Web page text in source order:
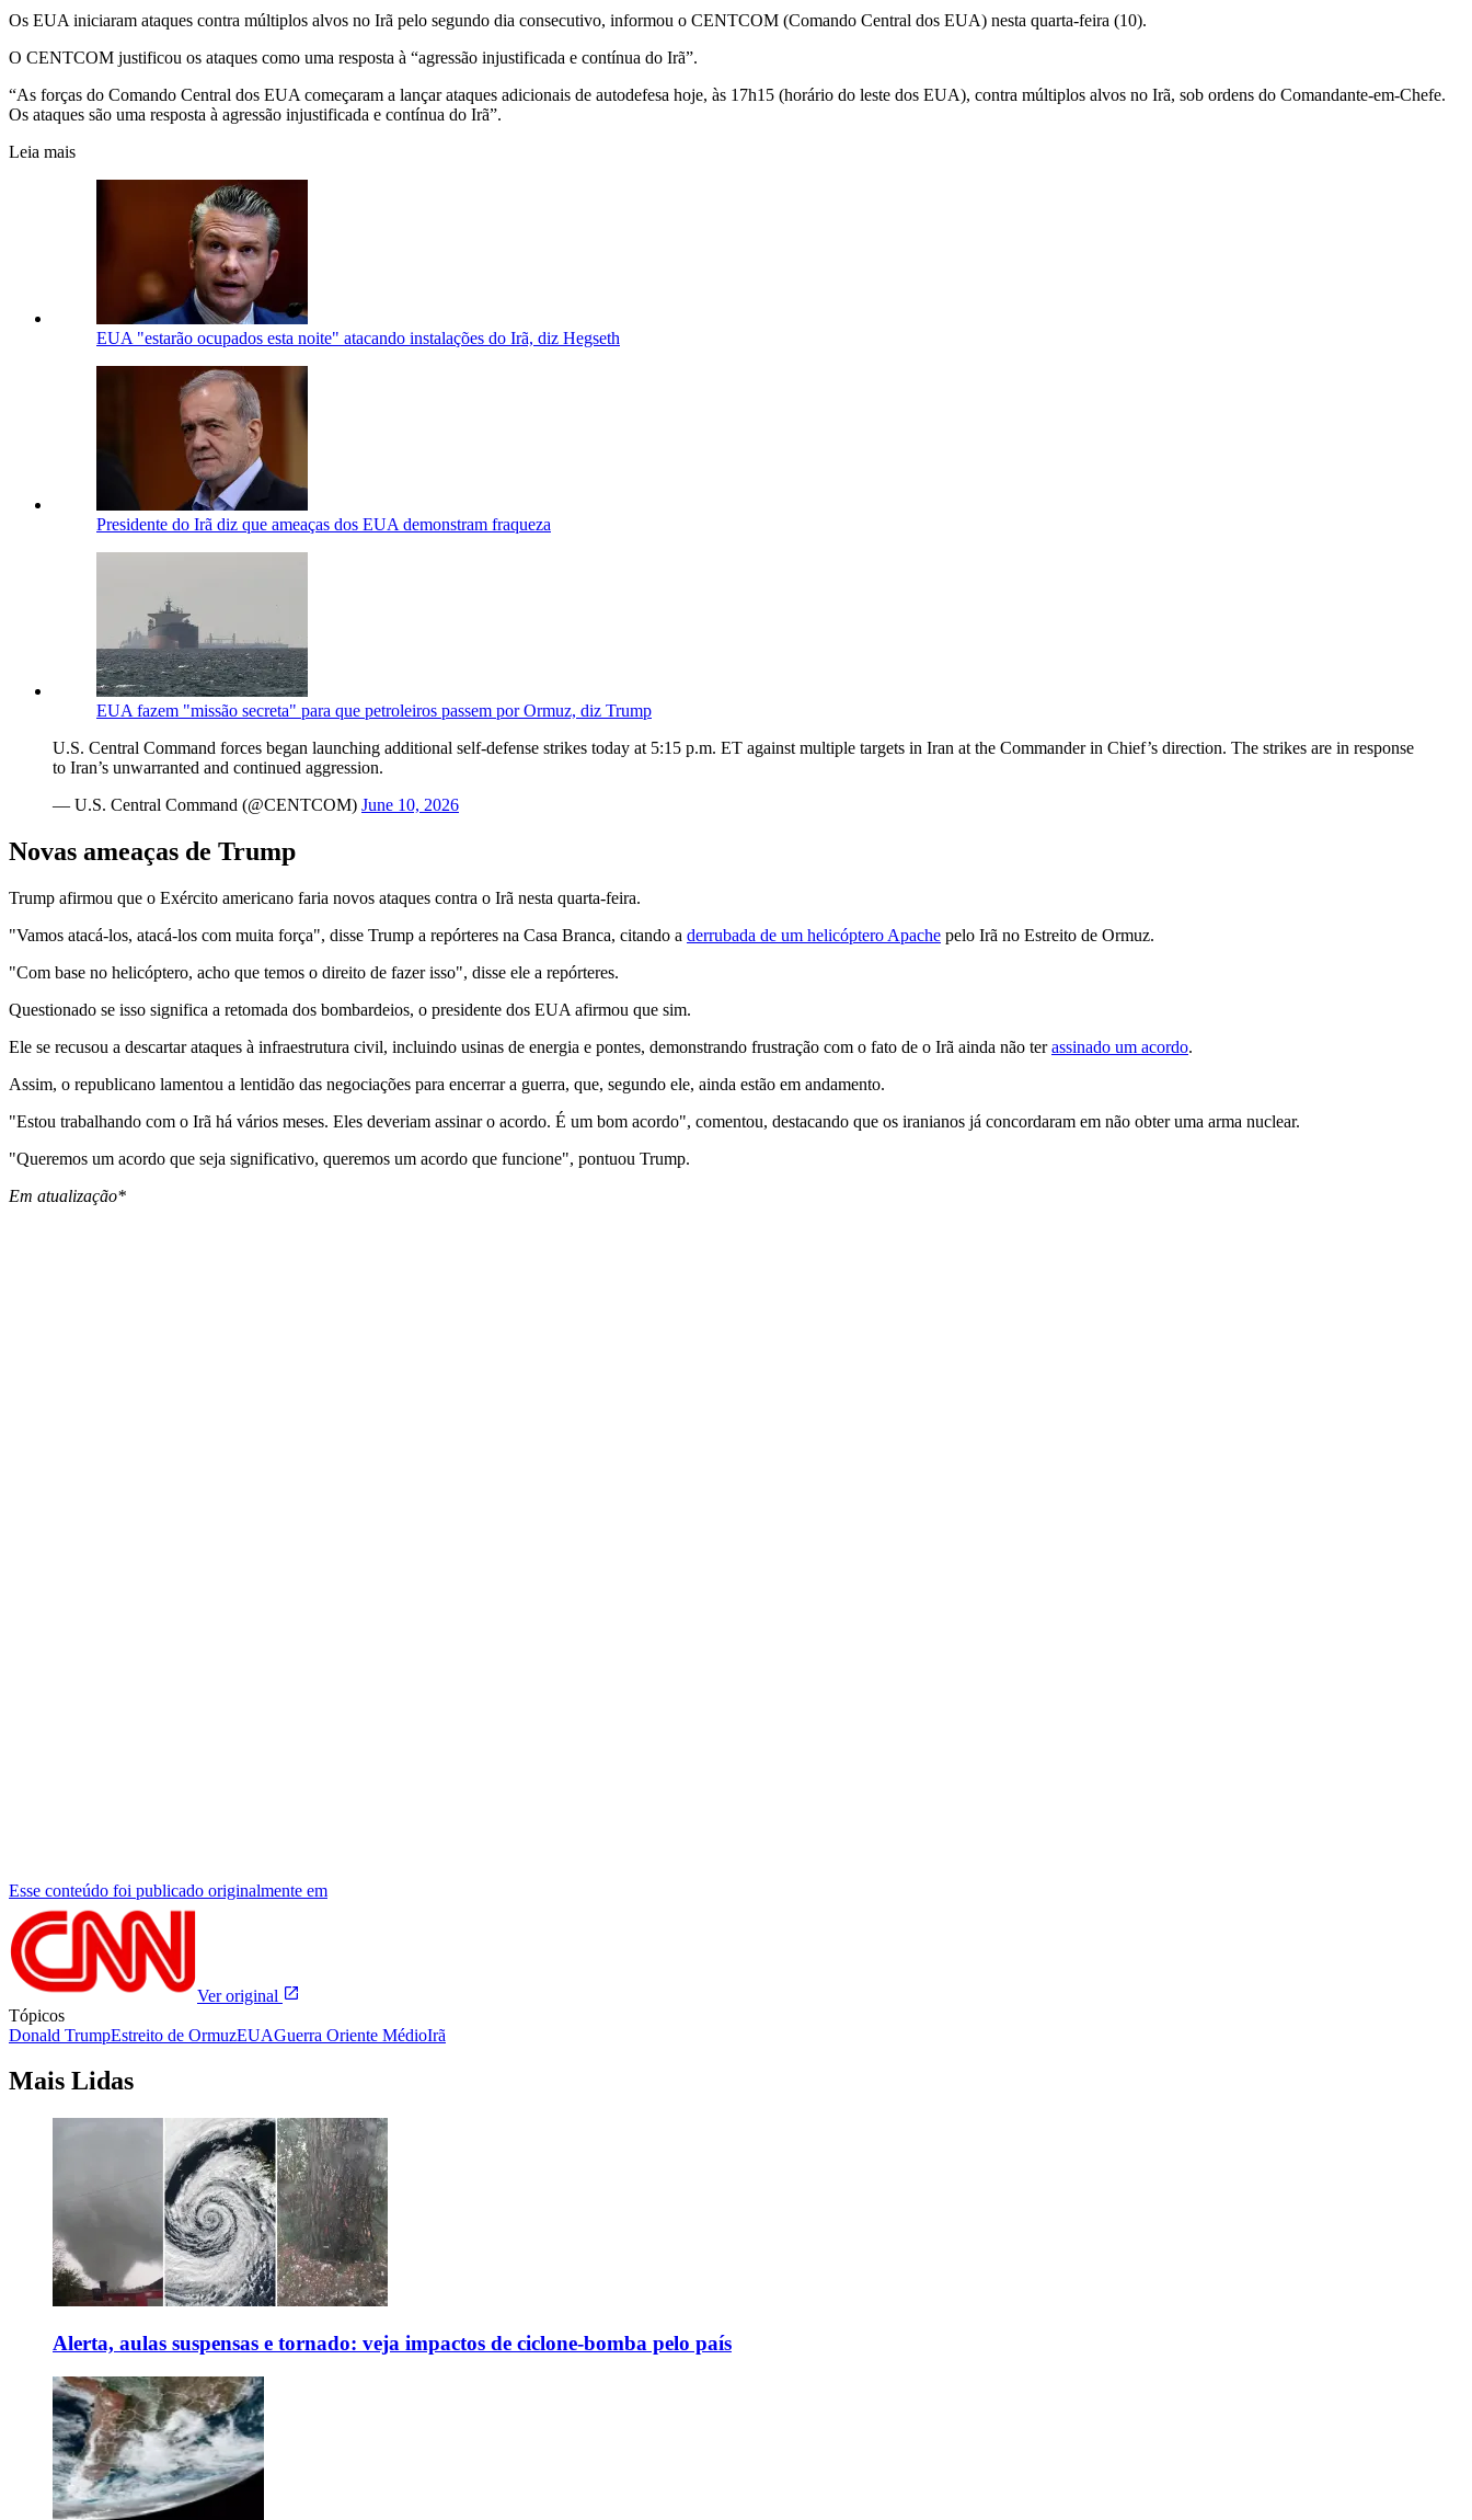
Os EUA iniciaram ataques contra múltiplos alvos no Irã pelo segundo dia consecutivo, informou o CENTCOM (Comando Central dos EUA) nesta quarta-feira (10).
O CENTCOM justificou os ataques como uma resposta à “agressão injustificada e contínua do Irã”.
“As forças do Comando Central dos EUA começaram a lançar ataques adicionais de autodefesa hoje, às 17h15 (horário do leste dos EUA), contra múltiplos alvos no Irã, sob ordens do Comandante-em-Chefe.
Os ataques são uma resposta à agressão injustificada e contínua do Irã”.
Leia mais
EUA "estarão ocupados esta noite" atacando instalações do Irã, diz Hegseth
Presidente do Irã diz que ameaças dos EUA demonstram fraqueza
EUA fazem "missão secreta" para que petroleiros passem por Ormuz, diz Trump
U.S. Central Command forces began launching additional self-defense strikes today at 5:15 p.m. ET against multiple targets in Iran at the Commander in Chief’s direction. The strikes are in response
to Iran’s unwarranted and continued aggression.
— U.S. Central Command (@CENTCOM) June 10, 2026
Novas ameaças de Trump
Trump afirmou que o Exército americano faria novos ataques contra o Irã nesta quarta-feira.
"Vamos atacá-los, atacá-los com muita força", disse Trump a repórteres na Casa Branca, citando a derrubada de um helicóptero Apache pelo Irã no Estreito de Ormuz.
"Com base no helicóptero, acho que temos o direito de fazer isso", disse ele a repórteres.
Questionado se isso significa a retomada dos bombardeios, o presidente dos EUA afirmou que sim.
Ele se recusou a descartar ataques à infraestrutura civil, incluindo usinas de energia e pontes, demonstrando frustração com o fato de o Irã ainda não terassinado um acordo.
Assim, o republicano lamentou a lentidão das negociações para encerrar a guerra, que, segundo ele, ainda estão em andamento.
"Estou trabalhando com o Irã há vários meses. Eles deveriam assinar o acordo. É um bom acordo", comentou, destacando que os iranianos já concordaram em não obter uma arma nuclear.
"Queremos um acordo que seja significativo, queremos um acordo que funcione", pontuou Trump.
Em atualização*
Esse conteúdo foi publicado originalmente em
Ver original
Tópicos
Donald TrumpEstreito de OrmuzEUAGuerra Oriente MédioIrã
Mais Lidas
Alerta, aulas suspensas e tornado: veja impactos de ciclone-bomba pelo país